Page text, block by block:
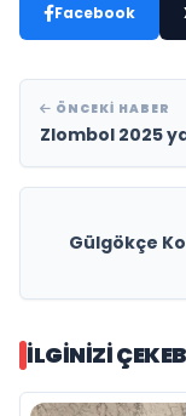
Facebook
ÖNCEKI HABER
Zlombol 2025
Gülgökçe
İLGINIZI